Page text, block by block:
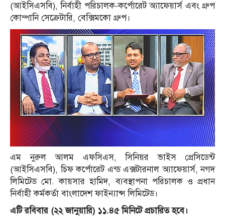
(আইসিএসবি), নির্বাহী পরিচালক-কর্পোরেট অ্যাফেয়ার্স এবং গ্রুপ
কোম্পানি সেক্রেটারি, বেক্সিমকো গ্রুপ।
এম নুরুল আলম এফসিএস, সিনিয়র ভাইস প্রেসিডেন্ট
(আইসিএসবি), চিফ কর্পোরেট এন্ড এক্সটারনাল অ্যাফেয়ার্স, নগদ
লিমিটেড মো. কায়সার হামিদ, ব্যবস্থাপনা পরিচালক ও প্রধান
নির্বাহী কর্মকর্তা বাংলাদেশ ফাইন্যান্স লিমিটেড।
এটি রবিবার (২২ জানুয়ারি) ১১.৪৫ মিনিটে প্রচারিত হবে।